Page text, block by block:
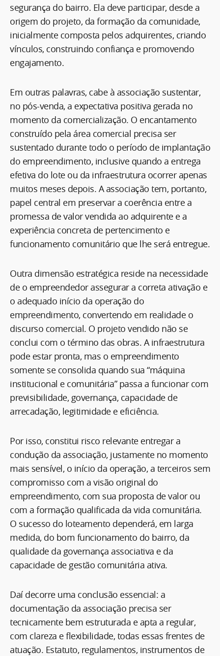
segurança do bairro. Ela deve participar, desde a
origem do projeto, da formação da comunidade,
inicialmente composta pelos adquirentes, criando
vínculos, construindo confiança e promovendo
engajamento.
Em outras palavras, cabe à associação sustentar,
no pós-venda, a expectativa positiva gerada no
momento da comercialização. O encantamento
construído pela área comercial precisa ser
sustentado durante todo o período de implantação
do empreendimento, inclusive quando a entrega
efetiva do lote ou da infraestrutura ocorrer apenas
muitos meses depois. A associação tem, portanto,
papel central em preservar a coerência entre a
promessa de valor vendida ao adquirente e a
experiência concreta de pertencimento e
funcionamento comunitário que lhe será entregue.
Outra dimensão estratégica reside na necessidade
de o empreendedor assegurar a correta ativação e
o adequado início da operação do
empreendimento, convertendo em realidade o
discurso comercial. O projeto vendido não se
conclui com o término das obras. A infraestrutura
pode estar pronta, mas o empreendimento
somente se consolida quando sua “máquina
institucional e comunitária” passa a funcionar com
previsibilidade, governança, capacidade de
arrecadação, legitimidade e eficiência.
Por isso, constitui risco relevante entregar a
condução da associação, justamente no momento
mais sensível, o início da operação, a terceiros sem
compromisso com a visão original do
empreendimento, com sua proposta de valor ou
com a formação qualificada da vida comunitária.
O sucesso do loteamento dependerá, em larga
medida, do bom funcionamento do bairro, da
qualidade da governança associativa e da
capacidade de gestão comunitária ativa.
Daí decorre uma conclusão essencial: a
documentação da associação precisa ser
tecnicamente bem estruturada e apta a regular,
com clareza e flexibilidade, todas essas frentes de
atuação. Estatuto, regulamentos, instrumentos de